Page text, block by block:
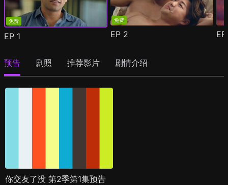
免费
EP 1
免费
EP 2
预告 剧照 推荐影片 剧情介绍
你交友了没 第2季第1集预告